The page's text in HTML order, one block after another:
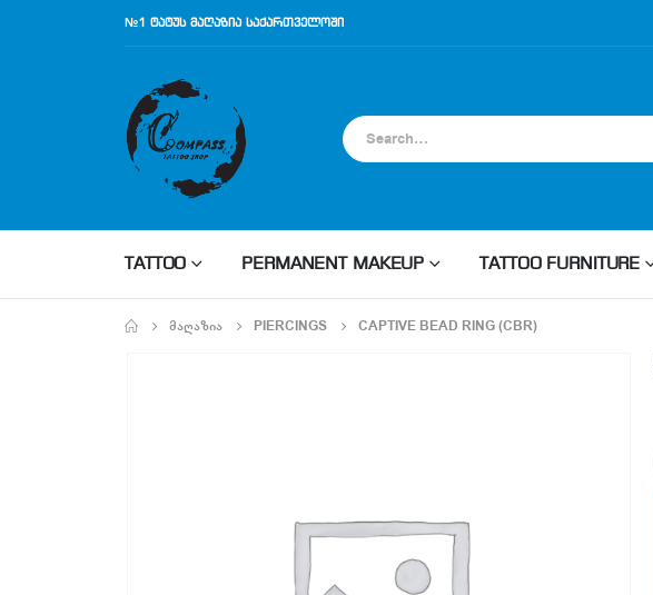
№1 ტატუს მაღაზია საქართველოში
TATTOO PERMANENT MAKEUP TATTOO FURNITURE
ᲛᲐᲦᲐᲖᲘᲐ PIERCINGS CAPTIVE BEAD RING (CBR)